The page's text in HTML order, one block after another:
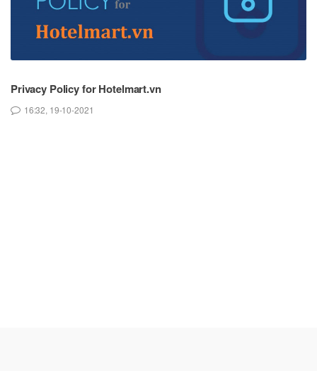
Privacy Policy for Hotelmart.vn
16:32, 19-10-2021